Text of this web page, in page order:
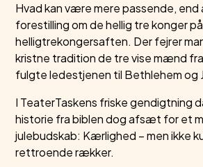
Hvad kan være mere passende, end
forestilling om de hellig tre konger
helligtrekongersaften. Der fejrer
kristne tradition de tre vise mænd
fulgte ledestjenen til Bethlehem og
I TeaterTaskens friske gendigtning
historie fra biblen dog afsæt for et
julebudskab: Kærlighed – men ikke
rettroende rækker.